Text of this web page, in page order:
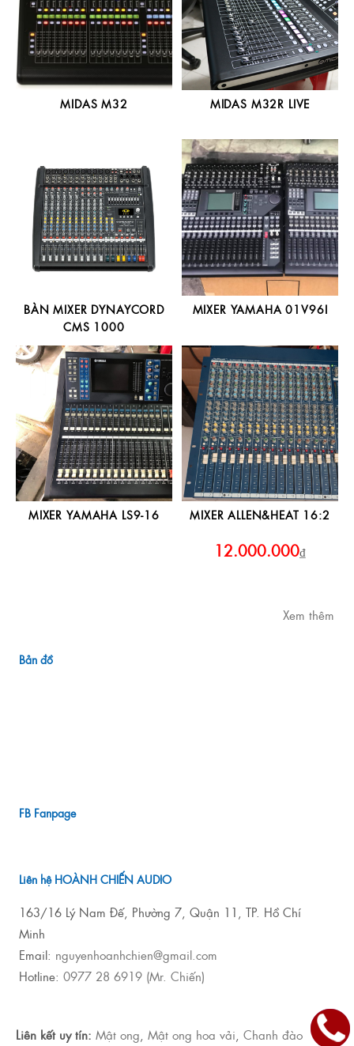
MIDAS M32 MIDAS M32R LIVE
BÀN MIXER DYNAYCORD
CMS 1000
MIXER YAMAHA 01V96I
MIXER YAMAHA LS9-16 MIXER ALLEN&HEAT 16:2
12.000.000₫
Xem thêm
Bản đồ
FB Fanpage
Liên hệ HOÀNH CHIẾN AUDIO
163/16 Lý Nam Đế, Phường 7, Quận 11, TP. Hồ Chí
Minh
Email: nguyenhoanhchien@gmail.com
Hotline: 0977 28 6919 (Mr. Chiến)
Liên kết uy tín: Mật ong, Mật ong hoa vải, Chanh đào